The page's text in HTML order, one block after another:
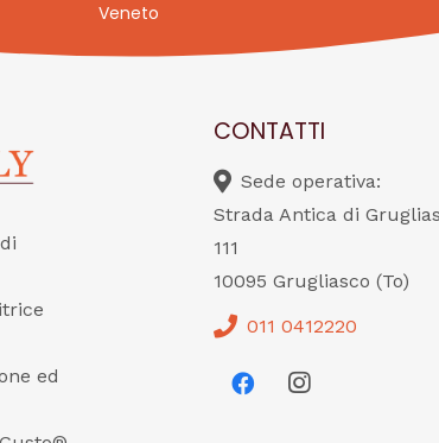
Veneto
ed
CONTATTI
Sede operativa:
Strada Antica di
111
10095 Grugliasco (To)
011 0412220